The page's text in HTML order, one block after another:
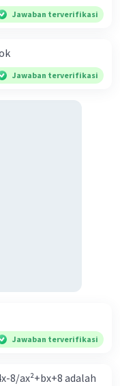
Jawaban terverifikasi
Jawaban terverifikasi
Jawaban terverifikasi
8/ax²+bx+8 adalah